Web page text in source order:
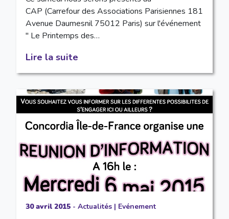
CAP (Carrefour des Associations Parisiennes 181
Avenue Daumesnil 75012 Paris) sur l'événement
" Le Printemps des…
Lire la suite
30 avril 2015- Actualités| Evénement